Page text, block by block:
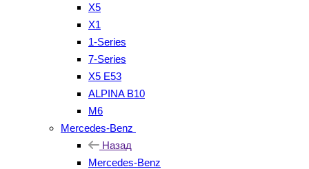
X5
X1
1-Series
7-Series
X5 E53
ALPINA B10
M6
Mercedes-Benz
Назад
Mercedes-Benz